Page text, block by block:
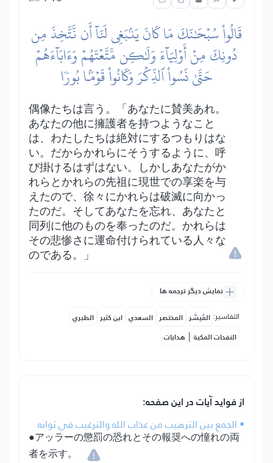
قَالُواْ سُبۡحَٰنَكَ مَا كَانَ يَنۢبَغِي لَنَآ أَن نَّتَّخِذَ مِن
دُونِكَ مِنۡ أَوۡلِيَآءَ وَلَٰكِن مَّتَّعۡتَهُمۡ وَءَابَآءَهُمۡ
حَتَّىٰ نَسُواْ ٱلذِّكۡرَ وَكَانُواْ قَوۡمَۢا بُورٗا
偶像たちは言う。「あなたに賛美あれ。
あなたの他に擁護者を持つようなこと
は、わたしたちは絶対にするつもりはな
い。だからかれらにそうするように、呼
び掛けるはずはない。しかしあなたがか
れらとかれらの先祖に現世での享楽を与
えたので、徐々にかれらは破滅に向かっ
たのだ。そしてあなたを忘れ、あなたと
同列に他のものを奉ったのだ。かれらは
その悲惨さに運命付けられている人々な
のである。」
نمایش دیگر ترجمه ها
التفاسير: المُيسَّر المختصر السعدي ابن كثير الطبري
النفحات المكية | هدايات
از فواید آیات در این صفحه:
• الجمع بين الترهيب من عذاب الله والترغيب في ثوابه.
●アッラーの懲罰の恐れとその報奨への憧れの両
者を示す。